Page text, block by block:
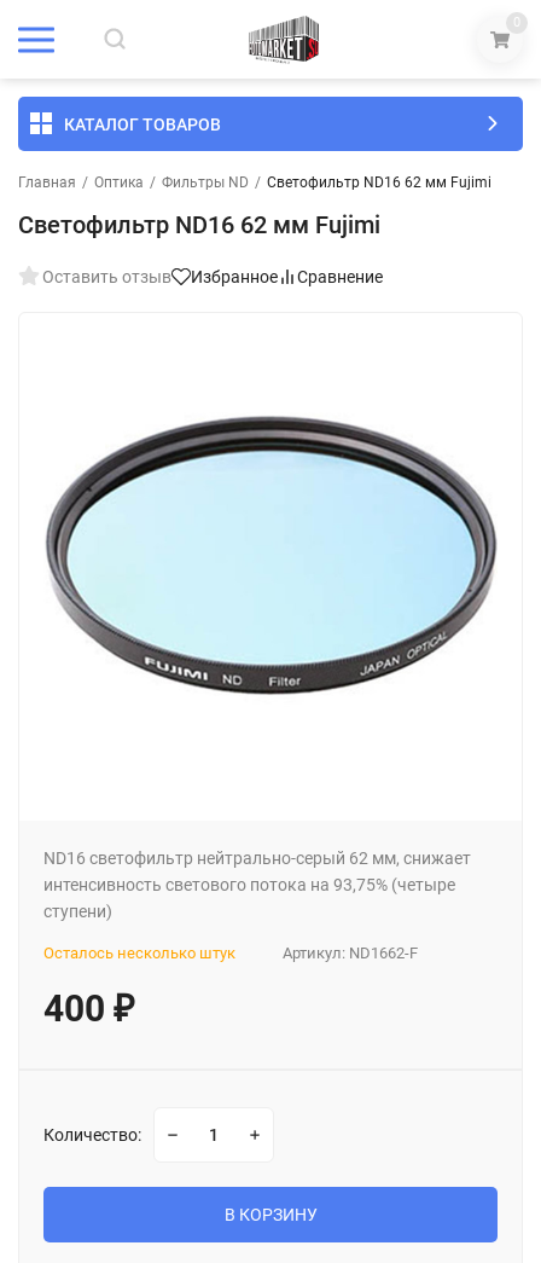
0
КАТАЛОГ ТОВАРОВ
Главная / Оптика / Фильтры ND / Светофильтр ND16 62 мм Fujimi
Светофильтр ND16 62 мм Fujimi
Оставить отзыв Избранное Сравнение
ND16 светофильтр нейтрально-серый 62 мм, снижает
интенсивность светового потока на 93,75% (четыре
ступени)
Артикул: ND1662-F
Осталось несколько штук
400 ₽
Количество:
В КОРЗИНУ